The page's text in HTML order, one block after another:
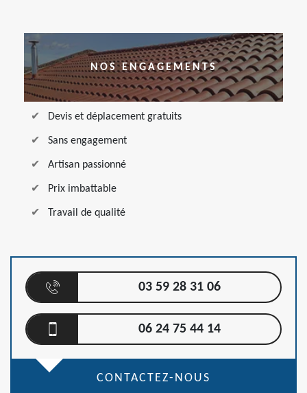
NOS ENGAGEMENTS
Devis et déplacement gratuits
Sans engagement
Artisan passionné
Prix imbattable
Travail de qualité
03 59 28 31 06
06 24 75 44 14
CONTACTEZ-NOUS